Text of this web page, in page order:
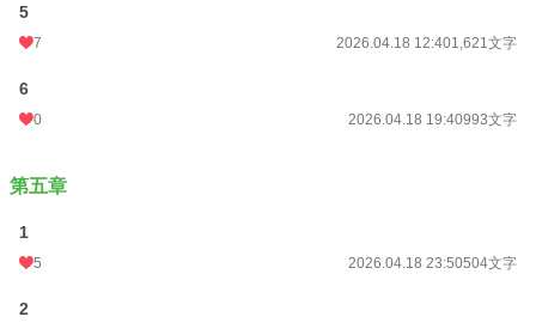
5
7 2026.04.18 12:401,621文字
6
0 2026.04.18 19:40993文字
第五章
1
5 2026.04.18 23:50504文字
2